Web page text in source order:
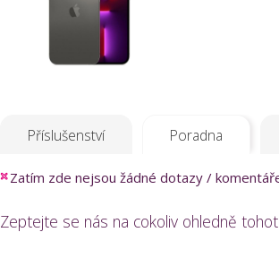
Příslušenství Poradna
Zatím zde nejsou žádné dotazy /
Zeptejte se nás na cokoliv ohledně